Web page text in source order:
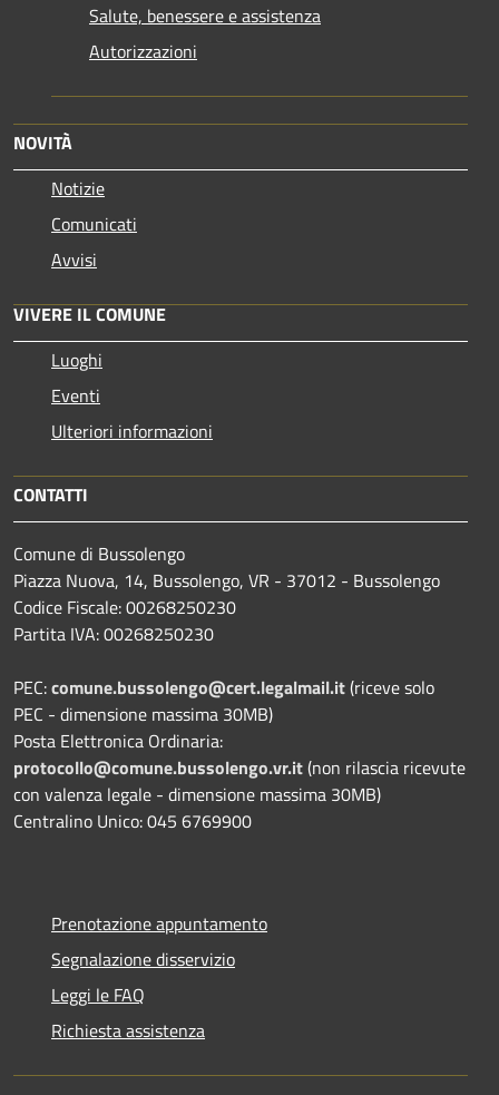
Salute, benessere e assistenza
Autorizzazioni
NOVITÀ
Notizie
Comunicati
Avvisi
VIVERE IL COMUNE
Luoghi
Eventi
Ulteriori informazioni
CONTATTI
Comune di Bussolengo
Piazza Nuova, 14, Bussolengo, VR - 37012 - Bussolengo
Codice Fiscale: 00268250230
Partita IVA: 00268250230
PEC:comune.bussolengo@cert.legalmail.it(riceve solo
PEC - dimensione massima 30MB)
Posta Elettronica Ordinaria:
protocollo@comune.bussolengo.vr.it(non rilascia ricevute
con valenza legale - dimensione massima 30MB)
Centralino Unico: 045 6769900
Prenotazione appuntamento
Segnalazione disservizio
Leggi le FAQ
Richiesta assistenza